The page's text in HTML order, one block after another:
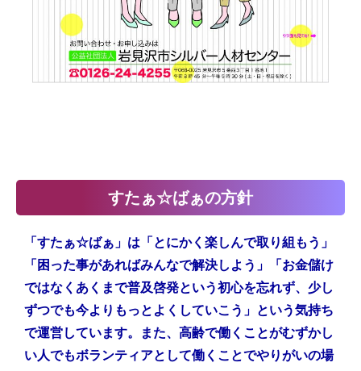
すたぁ☆ばぁの方針
「すたぁ☆ばぁ」は「とにかく楽しんで取り組もう」
「困った事があればみんなで解決しよう」「お金儲け
ではなくあくまで普及啓発という初心を忘れず、少し
ずつでも今よりもっとよくしていこう」という気持ち
で運営しています。また、高齢で働くことがむずかし
い人でもボランティアとして働くことでやりがいの場